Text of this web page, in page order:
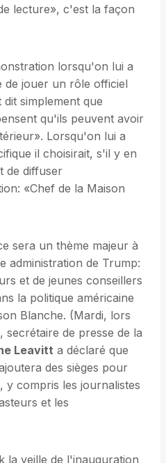
lecture», c'est la façon
lorsqu'on lui a
de jouer un rôle officiel
simplement que
qu'ils peuvent avoir
Lorsqu'on lui a
il choisirait, s'il y en
de diffuser
«Chef de la Maison
sera un thème majeur à
administration de Trump:
et de jeunes conseillers
la politique américaine
Blanche. (Mardi, lors
de presse de la
Leavitt a déclaré que
des sièges pour
y compris les journalistes
et les
la veille de l'inauguration